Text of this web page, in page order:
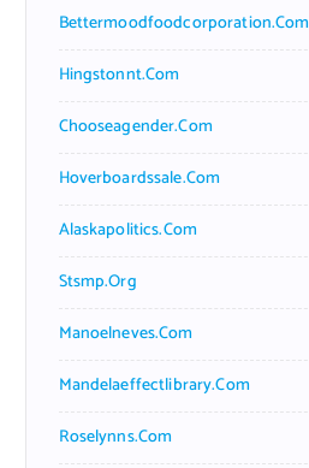
Bettermoodfoodcorporation.com
Hingstonnt.com
Chooseagender.com
Hoverboardssale.com
Alaskapolitics.com
Stsmp.org
Manoelneves.com
Mandelaeffectlibrary.com
Roselynns.com